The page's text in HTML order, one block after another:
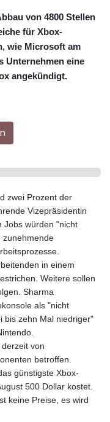
von 4800 Stellen
für Xbox-
wie Microsoft am
Unternehmen eine
angekündigt.
zwei Prozent der
Vizepräsidentin
Jobs würden "nicht
zunehmende
in einem
Weitere sollen
Sharma
als "nicht
bis zehn Mal niedriger"
von
betroffen.
günstigste Xbox-
500 Dollar kostet.
keine Preise, es wird